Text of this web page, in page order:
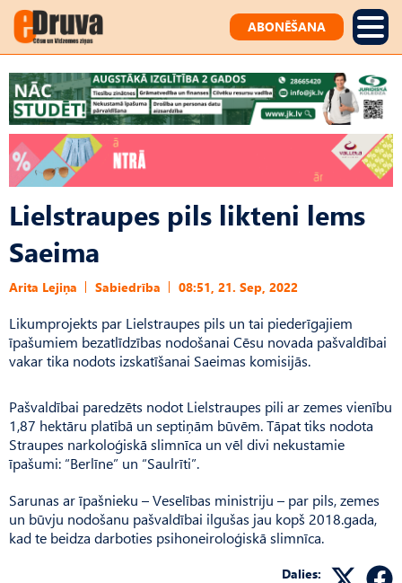
ABONĒŠANA
Lielstraupes pils likteni lems
Saeima
Arita Lejiņa Sabiedrība 08:51, 21. Sep, 2022
Likumprojekts par Liel­strau­pes pils un tai piederīgajiem
īpašumiem bezatlīdzības nodošanai Cēsu novada pašvaldībai
vakar tika nodots izskatīšanai Saeimas komisijās.
Pašvaldībai paredzēts nodot Liel­straupes pili ar zemes vienību
1,87 hektāru platībā un septiņām būvēm. Tāpat tiks nodota
Straupes narkoloģiskā slimnīca un vēl divi nekustamie
īpašumi: “Berlīne” un “Saulrīti”.
Sarunas ar īpašnieku – Veselības ministriju – par pils, zemes
un būvju nodošanu pašvaldībai ilgušas jau kopš 2018.gada,
kad te beidza darboties psihoneiroloģiskā slimnīca.
Dalies: